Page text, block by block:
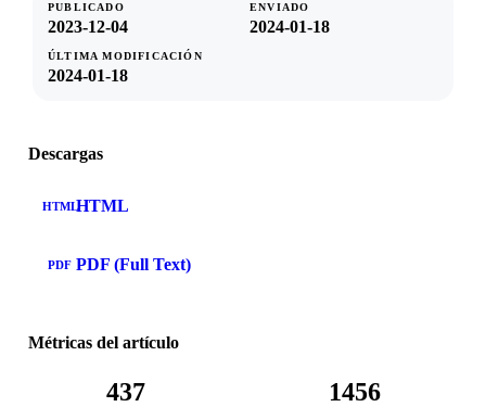
PUBLICADO
2023-12-04
ENVIADO
2024-01-18
ÚLTIMA MODIFICACIÓN
2024-01-18
Descargas
HTMLHTML
PDF PDF (Full Text)
Métricas del artículo
437 1456